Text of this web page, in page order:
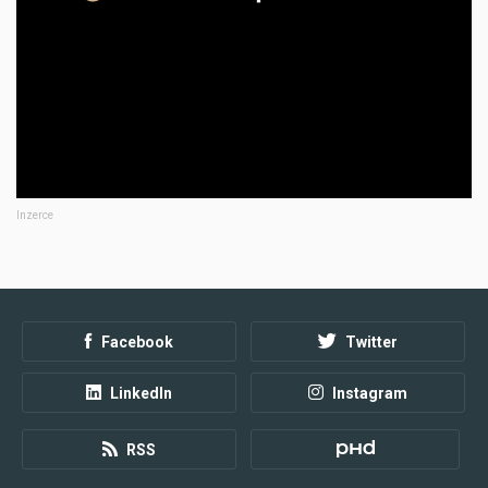
Inzerce
Facebook Twitter
LinkedIn Instagram
RSS